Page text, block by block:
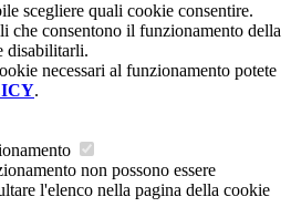
scegliere quali cookie consentire.
che consentono il funzionamento della
disabilitarli.
necessari al funzionamento potete
.
non possono essere
l'elenco nella pagina della cookie